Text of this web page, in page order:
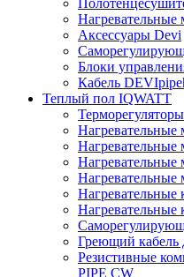
Аксессуары Devi
Блоки
Кабель
Теплый пол IQWATT
Греющий кабель
Резистивные
PIPE CW